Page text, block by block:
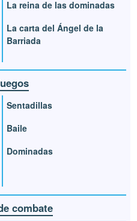
La reina de las dominadas
La carta del Ángel de la
Barriada
Sentadillas
Baile
Dominadas
combate